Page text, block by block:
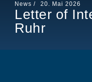
News / 20. Mai 2026
Letter of
Ruhr